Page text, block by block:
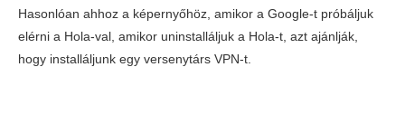
Hasonlóan ahhoz a képernyőhöz, amikor a Google-t próbáljuk
elérni a Hola-val, amikor uninstalláljuk a Hola-t, azt ajánlják,
hogy installáljunk egy versenytárs VPN-t.